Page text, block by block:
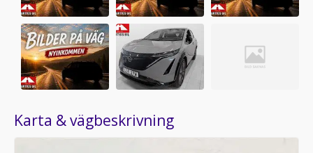
Karta & vägbeskrivning